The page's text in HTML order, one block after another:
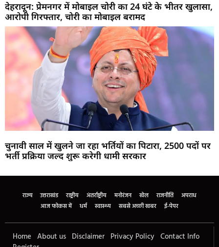
देहरादून: प्रेमनगर में मोबाइल चोरी का 24 घंटे के भीतर खुलासा,
आरोपी गिरफ्तार, चोरी का मोबाइल बरामद
चुनावी साल में खुलने जा रहा भर्तियों का पिटारा, 2500 पदों पर
भर्ती प्रक्रिया जल्द शुरू करेगी धामी सरकार
राज्य उत्तराखंड राष्ट्रीय अंतर्राष्ट्रीय मनोरंजन खेल राजनीति
अपराध
आज फोकस में
धर्म स्वास्थ्य सबसे अच्छी खबर ई-पेपर
Home About us Disclaimer Privacy Policy Contact Info